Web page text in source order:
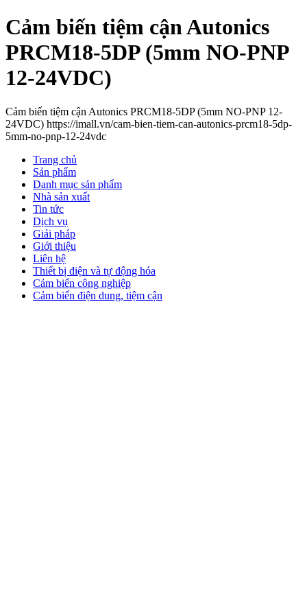
Cảm biến tiệm cận Autonics
PRCM18-5DP (5mm NO-PNP
12-24VDC)
Cảm biến tiệm cận Autonics PRCM18-5DP (5mm NO-PNP 12-
24VDC) https://imall.vn/cam-bien-tiem-can-autonics-prcm18-5dp-
5mm-no-pnp-12-24vdc
Trang chủ
Sản phẩm
Danh mục sản phẩm
Nhà sản xuất
Tin tức
Dịch vụ
Giải pháp
Giới thiệu
Liên hệ
Thiết bị điện và tự động hóa
Cảm biến công nghiệp
Cảm biến điện dung, tiệm cận